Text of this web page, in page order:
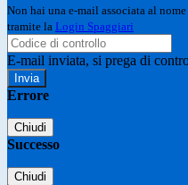
Non hai una e-mail associata al
tramite la Login Spaggiari
E-mail inviata, si prega di
Errore
Chiudi
Successo
Chiudi